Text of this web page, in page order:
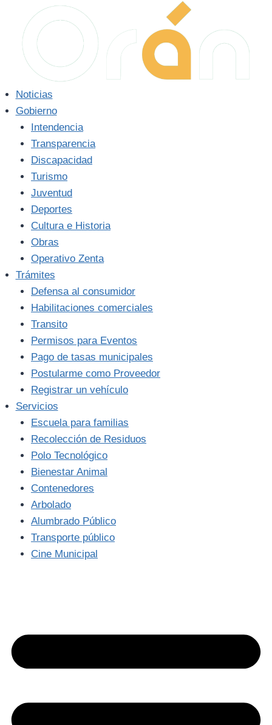
contenido
Noticias
Gobierno
Intendencia
Transparencia
Discapacidad
Turismo
Juventud
Deportes
Cultura e Historia
Obras
Operativo Zenta
Trámites
Defensa al consumidor
Habilitaciones comerciales
Transito
Permisos para Eventos
Pago de tasas municipales
Postularme como Proveedor
Registrar un vehículo
Servicios
Escuela para familias
Recolección de Residuos
Polo Tecnológico
Bienestar Animal
Contenedores
Arbolado
Alumbrado Público
Transporte público
Cine Municipal